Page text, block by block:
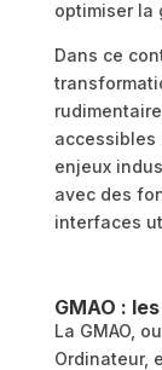
optimiser la
Dans ce
accessibles
enjeux
avec des
interfaces
GMAO :
La GMAO,
Ordinateur,